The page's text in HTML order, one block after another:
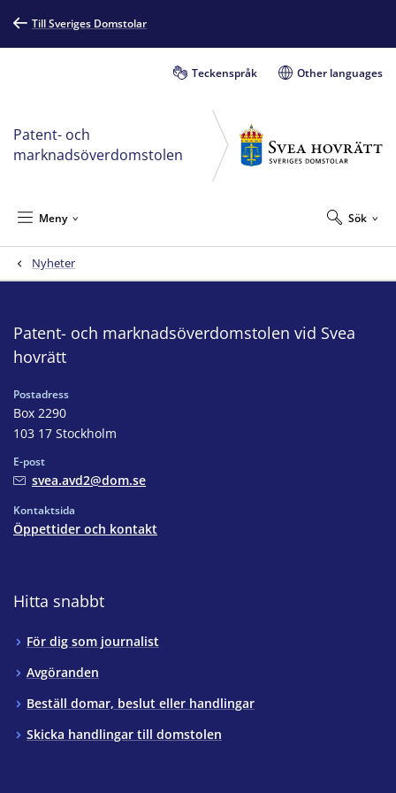
Till Sveriges Domstolar
Teckenspråk Other languages
Patent- och
marknadsöverdomstolen
Sök
Meny
Nyheter
Patent- och marknadsöverdomstolen vid Svea
hovrätt
Postadress
Box 2290
103 17 Stockholm
E-post
svea.avd2@dom.se
Kontaktsida
Öppettider och kontakt
Hitta snabbt
För dig som journalist
Avgöranden
Beställ domar, beslut eller handlingar
Skicka handlingar till domstolen